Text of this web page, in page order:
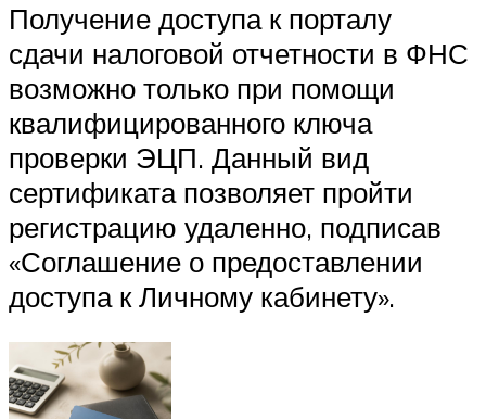
Получение доступа к порталу
сдачи налоговой отчетности в ФНС
возможно только при помощи
квалифицированного ключа
проверки ЭЦП. Данный вид
сертификата позволяет пройти
регистрацию удаленно, подписав
«Соглашение о предоставлении
доступа к Личному кабинету».